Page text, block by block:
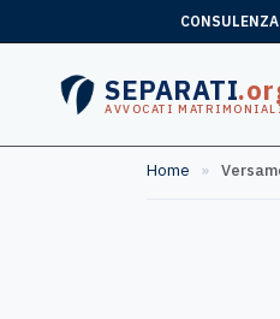
SEPARATI
AVVOCATI
Home »